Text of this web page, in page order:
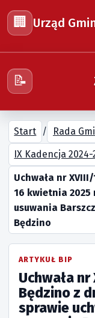
🏢 Urząd
📝
Start / Rada
IX Kadencja 2024-
Uchwała nr
16 kwietnia 2025
usuwania
Będzino
ARTYKUŁ BIP
Uchwała
Będzino z
sprawie